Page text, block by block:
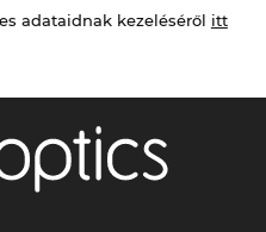
adataidnak kezeléséről itt